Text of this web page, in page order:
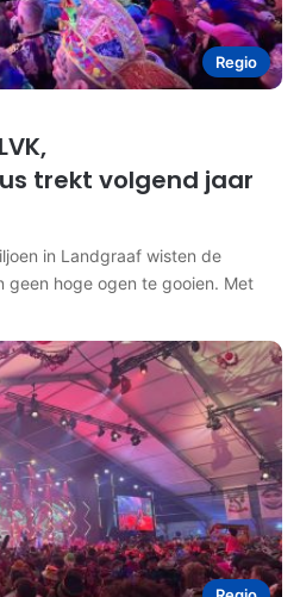
Regio
trekt volgend jaar
in Landgraaf wisten de
geen hoge ogen te gooien. Met